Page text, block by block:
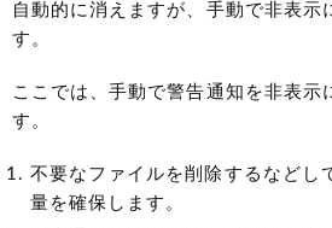
自動的に消えますが、手動で非表示
す。
ここでは、手動で警告通知を非表示
す。
不要なファイルを削除するなどし
量を確保します。